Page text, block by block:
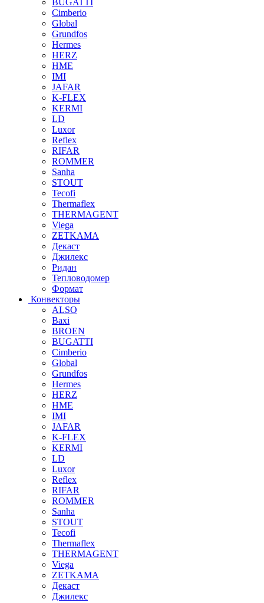
Cimberio
Global
Grundfos
Hermes
HERZ
HME
IMI
JAFAR
K-FLEX
KERMI
LD
Luxor
Reflex
RIFAR
ROMMER
Sanha
STOUT
Tecofi
Thermaflex
THERMAGENT
Viega
ZETKAMA
Декаст
Джилекс
Ридан
Тепловодомер
Формат
Конвекторы
ALSO
Baxi
BROEN
BUGATTI
Cimberio
Global
Grundfos
Hermes
HERZ
HME
IMI
JAFAR
K-FLEX
KERMI
LD
Luxor
Reflex
RIFAR
ROMMER
Sanha
STOUT
Tecofi
Thermaflex
THERMAGENT
Viega
ZETKAMA
Декаст
Джилекс